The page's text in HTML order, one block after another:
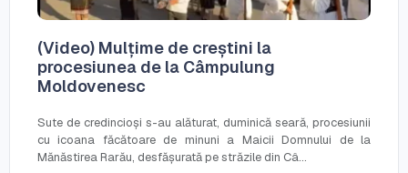
(Video) Mulțime de creștini la
procesiunea de la Câmpulung
Moldovenesc
Sute de credincioși s-au alăturat, duminică seară, procesiunii
cu icoana făcătoare de minuni a Maicii Domnului de la
Mănăstirea Rarău, desfășurată pe străzile din Câ...